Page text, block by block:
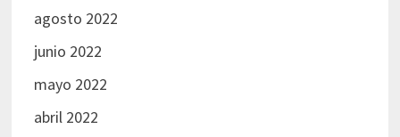
agosto 2022
junio 2022
mayo 2022
abril 2022